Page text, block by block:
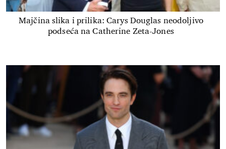
Majčina slika i prilika: Carys Douglas neodoljivo
podseća na Catherine Zeta-Jones